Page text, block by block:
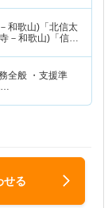
和歌山)「北信太
－和歌山)「信太
全般 ・支援準
…
せる